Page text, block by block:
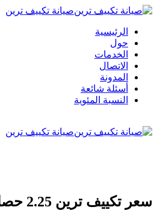
صيانة تكييف ترين
الرئيسية
حول
الخدمات
الاتصال
المدونة
أسئلة شائعة
النسبة المئوية
صيانة تكييف ترين
سعر تكييف ترين 2.25 حصان